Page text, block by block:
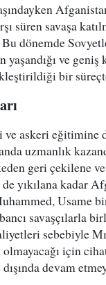
süren savaşa
dönemde
yaşandığı ve geniş
bir
askeri eğitimine
uzmanlık
geri çekilene
yıkılana kadar
Usame
savaşçılarla
sebebiyle
için
devam